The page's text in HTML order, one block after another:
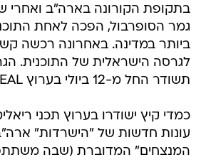
בתקופת הקורונה בארה"ב ואחרי
גמר הסופרבול, הפכה לאחת
ביותר במדינה. באחרונה רכשה
לגרסה הישראלית של התוכנית.
תשודר החל מ-12 ביולי בערוץ yes REAL (אפיק 16).
כמדי קיץ ישודרו בערוץ תכני
עונות חדשות של "הישרדות"
המנצחים" המדוברת (שבה